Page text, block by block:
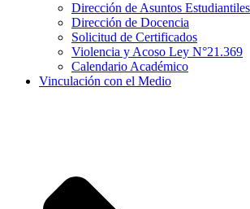
Dirección de Asuntos Estudiantiles
Dirección de Docencia
Solicitud de Certificados
Violencia y Acoso Ley N°21.369
Calendario Académico
Vinculación con el Medio